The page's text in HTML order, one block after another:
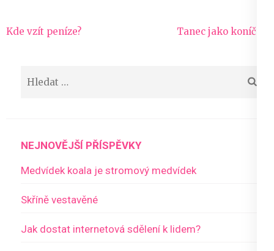
Navigace
Kde vzít peníze? Tanec jako koníček
NEJNOVĚJŠÍ PŘÍSPĚVKY
Medvídek koala je stromový medvídek
Skříně vestavěné
Jak dostat internetová sdělení k lidem?